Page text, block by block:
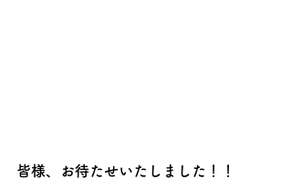
皆様、お待たせいたしました！！